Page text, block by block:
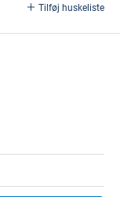
Tilføj huskeliste